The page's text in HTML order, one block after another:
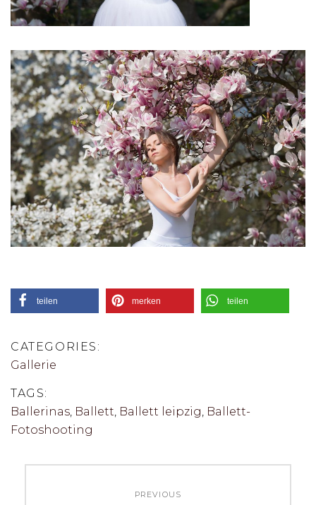
teilen merken teilen
CATEGORIES:
Gallerie
TAGS:
Ballerinas, Ballett, Ballett leipzig, Ballett-
Fotoshooting
PREVIOUS